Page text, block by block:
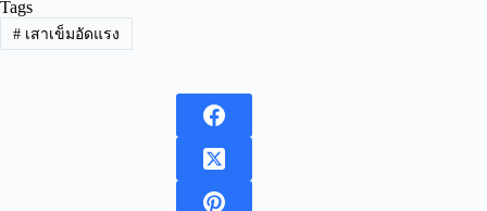
Tags
#เสาเข็มอัดแรง